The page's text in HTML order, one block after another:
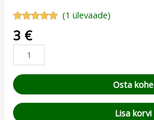
5.00/5
kliendi
hinnangu
põhjal
(1 ülevaade)
3 €
Osta kohe
Lisa korvi